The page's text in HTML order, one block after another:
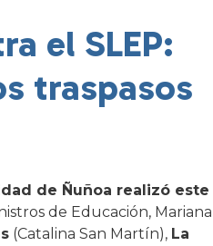
el SLEP:
traspasos
de Ñuñoa realizó este
de Educación, Mariana
(Catalina San Martín), La